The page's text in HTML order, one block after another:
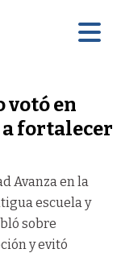
votó en
fortalecer
Avanza en la
escuela y
sobre
y evitó